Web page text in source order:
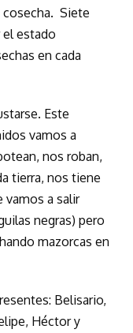
cosecha. Siete
estado
en cada
Este
vamos a
nos roban,
tierra, nos tiene
vamos a salir
negras) pero
mazorcas en
Belisario,
Héctor y